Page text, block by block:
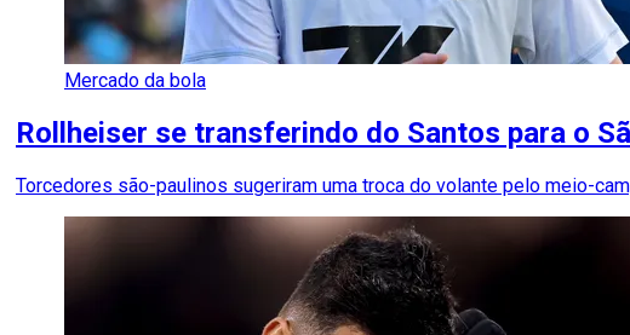
Mercado da bola
Rollheiser se transferindo do Santos para o
Torcedores são-paulinos sugeriram uma troca do volante pelo meio-